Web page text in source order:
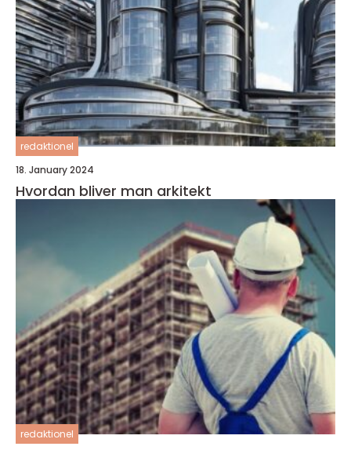
redaktionel
18. January 2024
Hvordan bliver man arkitekt
redaktionel